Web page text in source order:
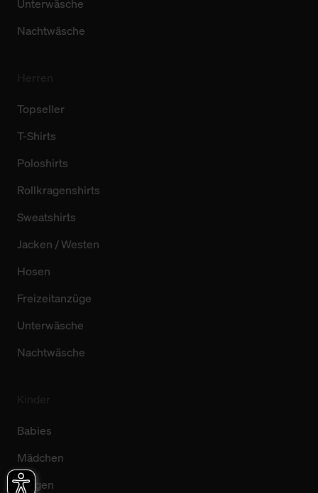
Unterwäsche
Nachtwäsche
Topseller
T-Shirts
Poloshirts
Rollkragenshirts
Sweatshirts
Jacken / Westen
Hosen
Freizeitanzüge
Unterwäsche
Nachtwäsche
Babies
Mädchen
Jungen